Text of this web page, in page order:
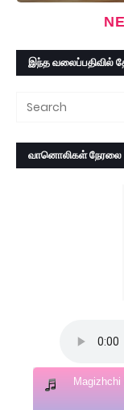
இந்த வலைப்பதிவில்
வானொலிகள் நேரலை